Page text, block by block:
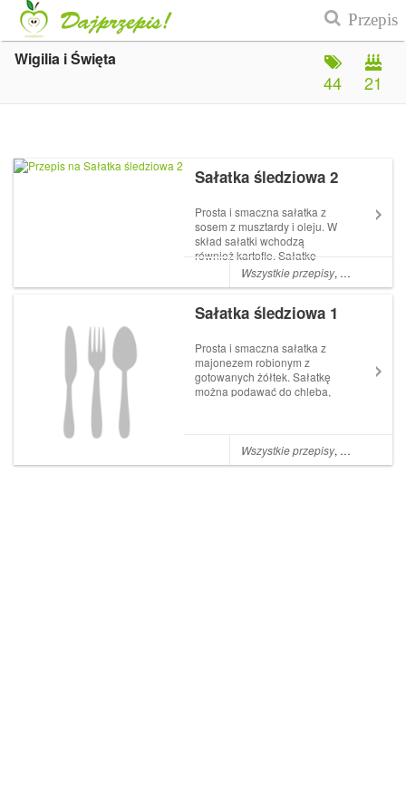
Wigilia i Święta
21
44
Sałatka śledziowa 2
Prosta i smaczna sałatka z
sosem z musztardy i oleju. W
skład sałatki wchodzą
również kartofle. Sałatkę
można podawać do chleba,
ziemniaków pieczonych,
To doskonały pomysł również
post Sałatka ...
Wszystkie przepisy, Kartofle
Sałatka śledziowa 1
Prosta i smaczna sałatka z
majonezem robionym z
gotowanych żółtek. Sałatkę
można podawać do chleba,
na dodatek do wigilijnej
kolacji. Najlepiej smakuje na
Wszystkie przepisy, Sałatki